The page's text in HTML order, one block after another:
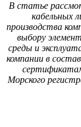
В статье
кабельных
производства
выбору
среды и
компании в
Морского